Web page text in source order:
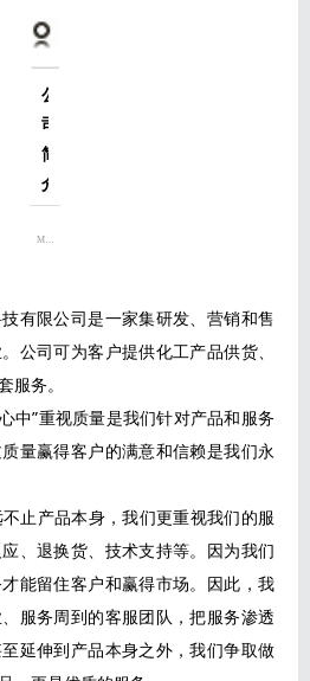
公
司
简
介
MORE>>
有限公司是一家集研发、营销和售
公司可为客户提供化工产品供货、
服务。
”重视质量是我们针对产品和服务
量赢得客户的满意和信赖是我们永
产品本身，我们更重视我们的服
、退换货、技术支持等。因为我们
能留住客户和赢得市场。因此，我
服务周到的客服团队，把服务渗透
延伸到产品本身之外，我们争取做